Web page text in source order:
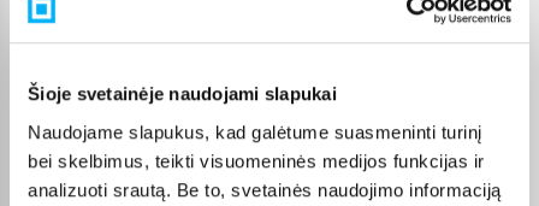
Šioje svetainėje naudojami slapukai
Naudojame slapukus, kad galėtume suasmeninti turinį
bei skelbimus, teikti visuomeninės medijos funkcijas ir
analizuoti srautą. Be to, svetainės naudojimo informaciją
Pirkėjų atsiliepimai apie prekes
Olev S.
Kokybiškas. Pristatymas greitas. Rekomenduoju+++